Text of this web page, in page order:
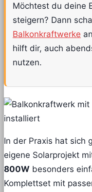
Möchtest du deine
steigern? Dann
Balkonkraftwerke
hilft dir, auch
nutzen.
In der Praxis hat sich
eigene Solarprojekt
800W besonders
Komplettset mit